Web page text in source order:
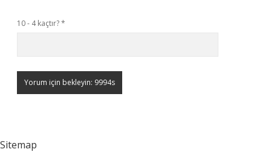
10 - 4 kaçtır?*
Sitemap